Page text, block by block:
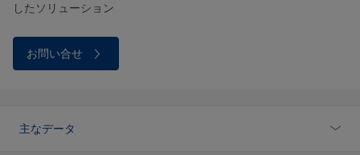
したソリューション
お問い合せ
主なデータ